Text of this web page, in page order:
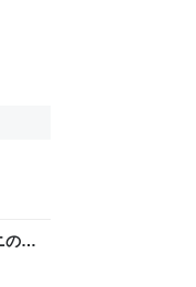
の電